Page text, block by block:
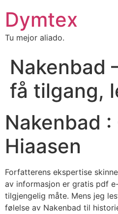
Dymtex
Tu mejor aliado.
Nakenbad
få tilgang,
Nakenbad :
Hiaasen
Forfatterens ekspertise
av informasjon er gratis pdf
tilgjengelig måte. Mens jeg
følelse av Nakenbad til